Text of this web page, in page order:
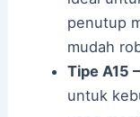
penutup
mudah
Tipe A15
untuk